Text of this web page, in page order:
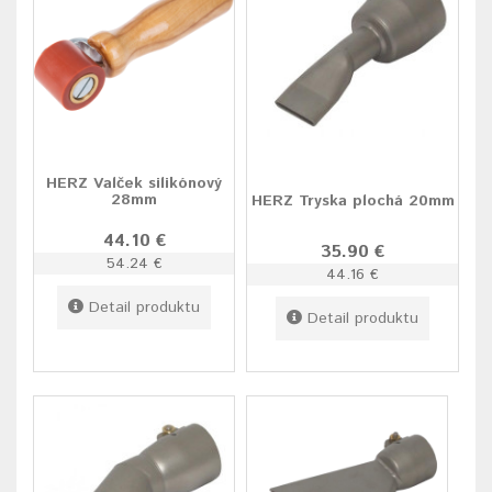
HERZ Valček silikónový
28mm
44.10 €
54.24 €
Detail produktu
HERZ Tryska plochá 20mm
35.90 €
44.16 €
Detail produktu